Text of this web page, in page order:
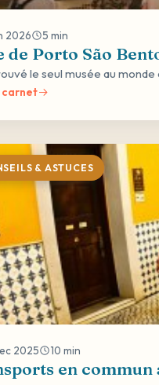
2026 5 min
de Porto São
le seul musée au
carnet
& ASTUCES
2025 10 min
en